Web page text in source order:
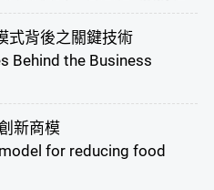
式背後之關鍵技術
Behind the Business
新商模
for reducing food